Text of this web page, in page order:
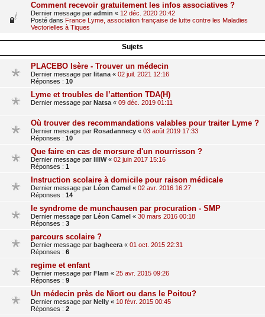
Comment recevoir gratuitement les infos associatives ?
Dernier message par admin « 12 déc. 2020 20:42
Posté dans France Lyme, association française de lutte contre les Maladies
Vectorielles à Tiques
Sujets
PLACEBO Isère - Trouver un médecin
Dernier message par litana « 02 juil. 2021 12:16
Réponses : 10
Lyme et troubles de l’attention TDA(H)
Dernier message par Natsa « 09 déc. 2019 01:11
Où trouver des recommandations valables pour traiter Lyme ?
Dernier message par Rosadannecy « 03 août 2019 17:33
Réponses : 10
Que faire en cas de morsure d'un nourrisson ?
Dernier message par liliW« 02 juin 2017 15:16
Réponses : 1
Instruction scolaire à domicile pour raison médicale
Dernier message par Léon Camel « 02 avr. 2016 16:27
Réponses : 14
le syndrome de munchausen par procuration - SMP
Dernier message par Léon Camel « 30 mars 2016 00:18
Réponses : 3
parcours scolaire ?
Dernier message par bagheera « 01 oct. 2015 22:31
Réponses : 6
regime et enfant
Dernier message par Flam « 25 avr. 2015 09:26
Réponses : 9
Un médecin près de Niort ou dans le Poitou?
Dernier message par Nelly « 10 févr. 2015 00:45
Réponses : 2